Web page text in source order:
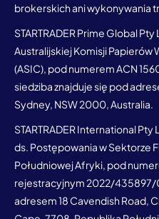
brokerskich ani wykonywania
STARTRADER Prime Global
Australijskiej Komisji Papierów
(ASIC), pod numerem ACN
siedziba znajduje się pod
Sydney, NSW 2000, Australia.
STARTRADER International
ds. Postępowania w Sektorze
Południowej Afryki, pod
rejestracyjnym 2022/435897/
adresem 18 Cavendish Road,